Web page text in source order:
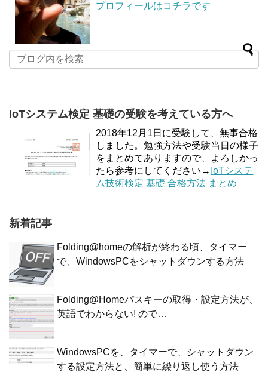
プロフィールはコチラです
IoTシステム検定 基礎の受験を考えている方へ
2018年12月1日に受験して、無事合格
しました。勉強方法や受験当日の様子
をまとめてありますので、よろしかっ
たら参考にしてください→ IoTシステ
ム技術検定 基礎 合格方法 まとめ
新着記事
Folding@homeの解析が終わる頃、タイマー
で、WindowsPCをシャットダウンする方法
Folding@Homeパスキーの取得・設定方法が、
英語でわからない! ので…
WindowsPCを、タイマーで、シャットダウン
する設定方法と、簡単に繰り返し使う方法